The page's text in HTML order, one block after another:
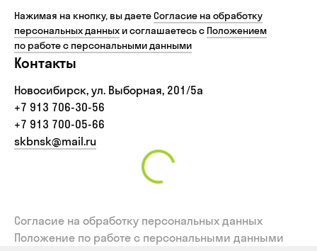
Нажимая на кнопку, вы даетеСогласие на обработку
персональных данных и соглашаетесь с Положением
по работе с персональными данными
Контакты
Новосибирск, ул. Выборная, 201/5а
+7 913 706-30-56‬
+7 913 700-05-66
skbnsk@mail.ru
Согласие на обработку персональных данных
Положение по работе с персональными данными